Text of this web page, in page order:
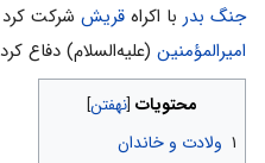
به
ناوبری
به
جستجو
جنگ بدر با اکراه قریش شرکت
امیرالمؤمنین (علیه‌السلام) دفاع
محتویات
۱ ولادت و خاندان